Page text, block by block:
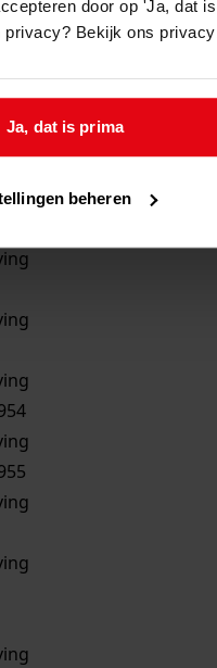
door op 'Ja, dat
privacy? Bekijk ons
Ja, dat is prima
beheren